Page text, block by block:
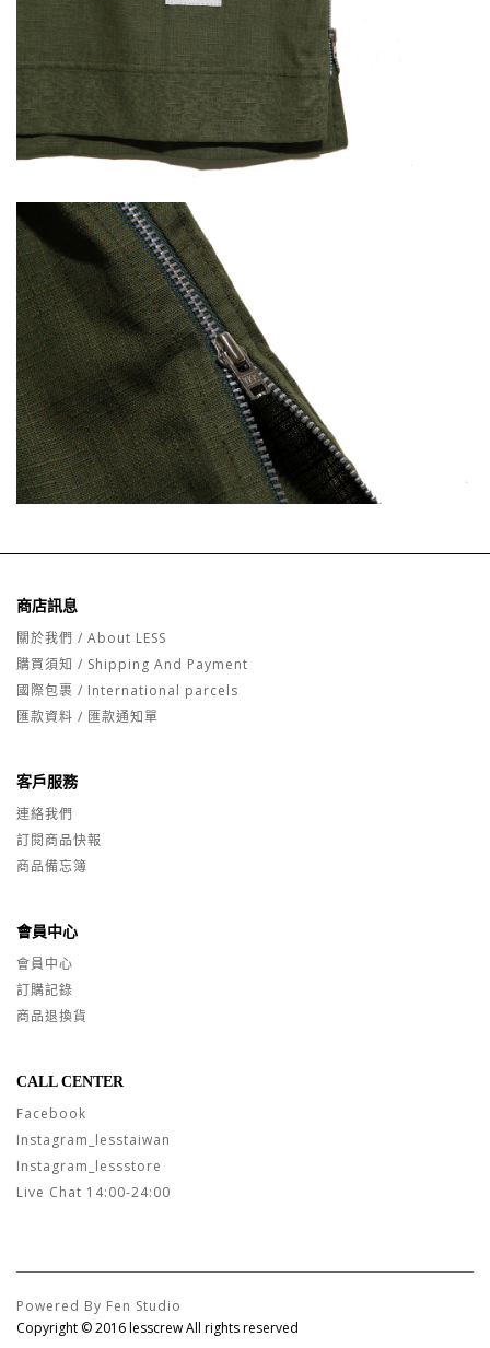
商店訊息
關於我們 / About LESS
購買須知 / Shipping And Payment
國際包裹 / International parcels
匯款資料 / 匯款通知單
客戶服務
連絡我們
訂閱商品快報
商品備忘簿
會員中心
會員中心
訂購記錄
商品退換貨
CALL CENTER
Facebook
Instagram_lesstaiwan
Instagram_lessstore
Live Chat 14:00-24:00
Powered By Fen Studio
Copyright © 2016 lesscrew All rights reserved